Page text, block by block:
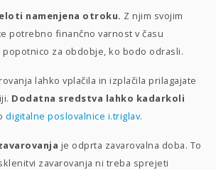
namenjena otroku. Z njim svojim
potrebno finančno varnost v času
za obdobje, ko bodo odrasli.
lahko vplačila in izplačila prilagajate
Dodatna sredstva lahko kadarkoli
digitalne poslovalnice i.triglav.
je odprta zavarovalna doba. To
zavarovanja ni treba sprejeti